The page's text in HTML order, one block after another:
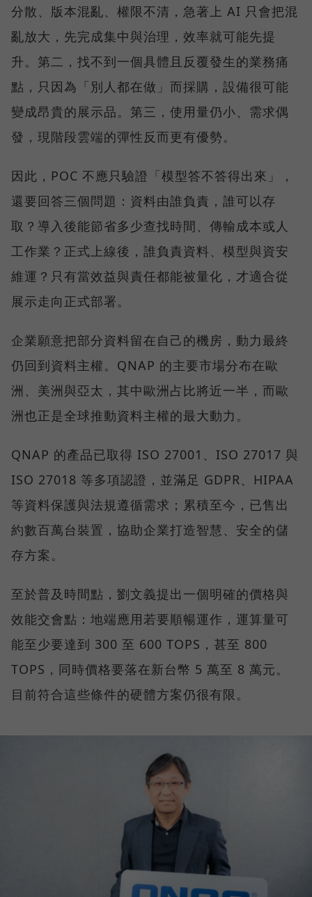
分散、版本混亂、權限不清，急著上 AI 只會把混
亂放大，先完成集中與治理，效率就可能先提
升。第二，找不到一個具體且反覆發生的業務痛
點，只因為「別人都在做」而採購，設備很可能
變成昂貴的展示品。第三，使用量仍小、需求偶
發，現階段雲端的彈性反而更有優勢。
因此，POC 不應只驗證「模型答不答得出來」，
還要回答三個問題：資料由誰負責，誰可以存
取？導入後能節省多少查找時間、傳輸成本或人
工作業？正式上線後，誰負責資料、模型與資安
維運？只有當效益與責任都能被量化，才適合從
展示走向正式部署。
企業願意把部分資料留在自己的機房，動力最終
仍回到資料主權。QNAP 的主要市場分布在歐
洲、美洲與亞太，其中歐洲占比將近一半，而歐
洲也正是全球推動資料主權的最大動力。
QNAP 的產品已取得 ISO 27001、ISO 27017 與
ISO 27018 等多項認證，並滿足 GDPR、HIPAA
等資料保護與法規遵循需求；累積至今，已售出
約數百萬台裝置，協助企業打造智慧、安全的儲
存方案。
至於普及時間點，劉文義提出一個明確的價格與
效能交會點：地端應用若要順暢運作，運算量可
能至少要達到 300 至 600 TOPS，甚至 800
TOPS，同時價格要落在新台幣 5 萬至 8 萬元。
目前符合這些條件的硬體方案仍很有限。